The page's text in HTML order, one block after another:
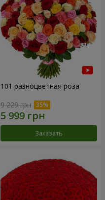
101 разноцветная роза
9 229 грн
Заказать